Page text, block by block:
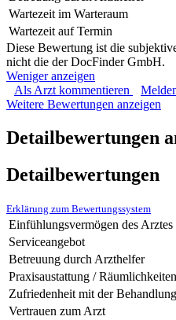
Wartezeit im Warteraum
Wartezeit auf Termin
Diese Bewertung ist die
nicht die der DocFinder GmbH.
Weniger anzeigen
Als Arzt kommentieren
Weitere Bewertungen anzeigen
Detailbewertungen
Detailbewertungen
Erklärung zum Bewertungssystem
Einfühlungsvermögen des Arztes
Serviceangebot
Betreuung durch Arzthelfer
Praxisaustattung / Räumlichkeiten
Zufriedenheit mit der Behandlung
Vertrauen zum Arzt